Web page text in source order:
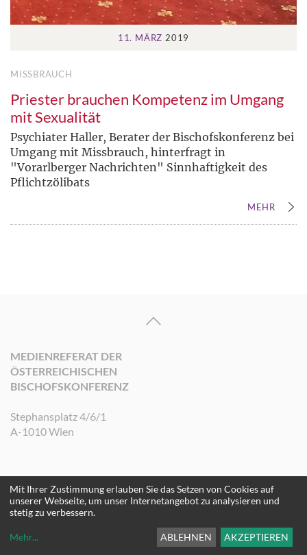
11. MÄRZ 2019
MISSBRAUCH
Priester brauchen Kompetenz im Umgang
mit Sexualität
Psychiater Haller, Berater der Bischofskonferenz bei
Umgang mit Missbrauch, hinterfragt in
"Vorarlberger Nachrichten" Sinnhaftigkeit des
Pflichtzölibats
MEHR
MEDIENREFERAT DER
ÖSTERREICHISCHEN
BISCHOFSKONFERENZ
Stephansplatz 4/6/1
A-1010 Wien
©2026 Medienreferat der Österreichischen Bischofskonferenz. Alle Rechte
vorbehalten.
Mit Ihrer Zustimmung erlauben Sie das Setzen von Cookies auf
unserer Webseite, um unser Internetangebot zu analysieren und
stetig zu verbessern.
Mehr... ABLEHNEN AKZEPTIEREN